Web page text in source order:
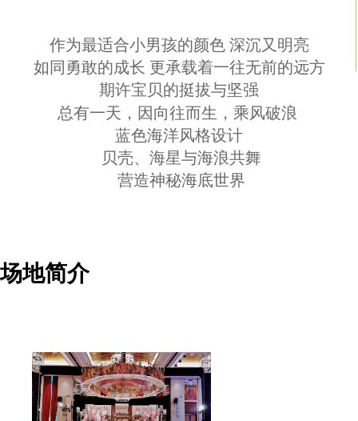
作为最适合小男孩的颜色 深沉又明亮
如同勇敢的成长 更承载着一往无前的远方
期许宝贝的挺拔与坚强
总有一天，因向往而生， 乘风破浪
蓝色海洋风格设计
贝壳、海星与海浪共舞
营造神秘海底世界
场地简介